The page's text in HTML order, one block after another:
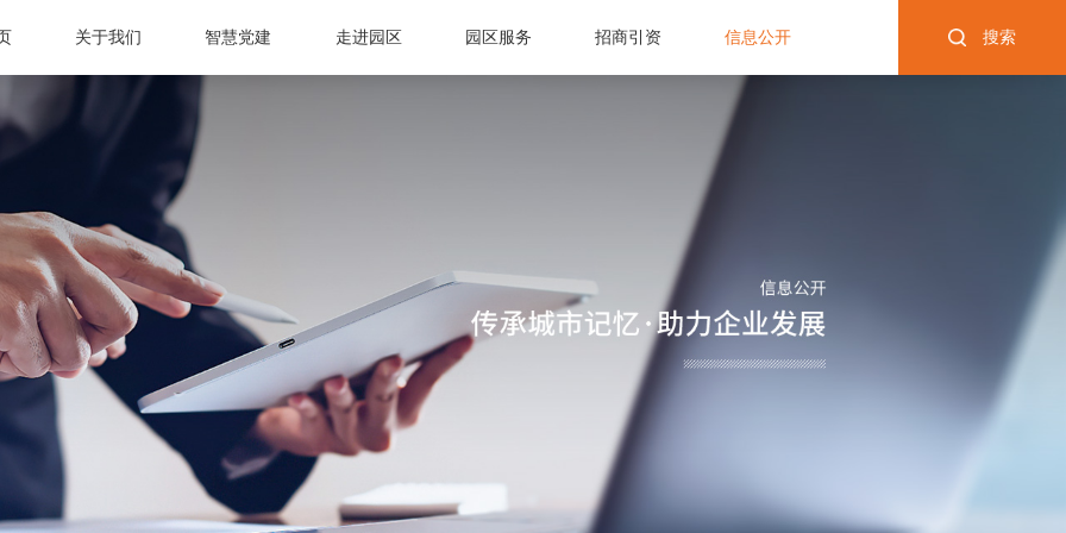
关于我们 智慧党建 走进园区 园区服务 招商引资 信息公开 搜索